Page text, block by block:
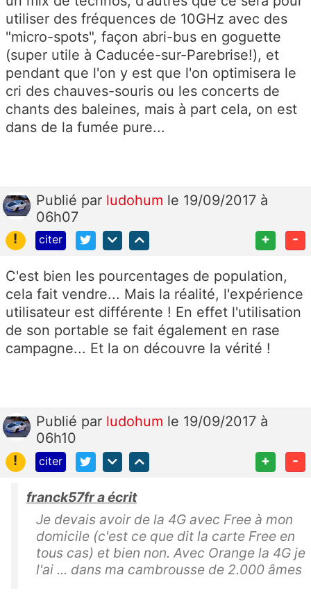
utiliser des fréquences de 10GHz avec des
"micro-spots", façon abri-bus en goguette
(super utile à Caducée-sur-Parebrise!), et
pendant que l'on y est que l'on optimisera le
cri des chauves-souris ou les concerts de
chants des baleines, mais à part cela, on est
dans de la fumée pure...
Publié par ludohum le 19/09/2017 à
06h07
!
citer + -
C'est bien les pourcentages de population,
cela fait vendre... Mais la réalité, l'expérience
utilisateur est différente ! En effet l'utilisation
de son portable se fait également en rase
campagne... Et la on découvre la vérité !
Publié par ludohum le 19/09/2017 à
06h10
!
citer + -
franck57fr a écrit
Je devais avoir de la 4G avec Free à mon
domicile (c'est ce que dit la carte Free en
tous cas) et bien non. Avec Orange la 4G je
l'ai ... dans ma cambrousse de 2.000 âmes